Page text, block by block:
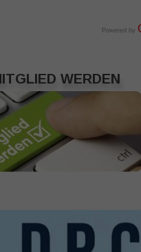
Powered by
WERDEN